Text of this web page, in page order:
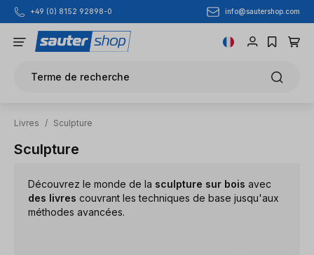
Passer au contenu principal
+49 (0) 8152 92898-0 info@sautershop.com
Terme de recherche
Livres / Sculpture
Sculpture
Découvrez le monde de la sculpture sur bois avec
des livres couvrant les techniques de base jusqu'aux
méthodes avancées.